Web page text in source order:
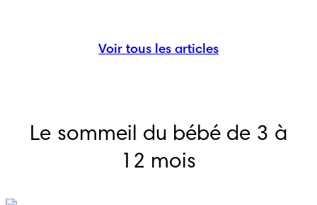
Voir tous les articles
Le sommeil du bébé de 3 à
12 mois